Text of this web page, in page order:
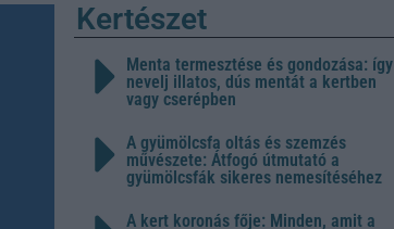
Kertészet
Menta termesztése és gondozása: így
nevelj illatos, dús mentát a kertben
vagy cserépben
A gyümölcsfa oltás és szemzés
művészete: Átfogó útmutató a
gyümölcsfák sikeres nemesítéséhez
A kert koronás fője: Minden, amit a